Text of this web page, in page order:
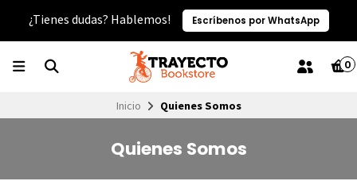
¿Tienes dudas? Hablemos! Escríbenos por WhatsApp
0
Inicio Quienes Somos
Quienes Somos